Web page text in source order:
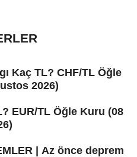
Kaç TL? CHF/TL Öğle
2026)
EUR/TL Öğle Kuru (08
| Az önce deprem